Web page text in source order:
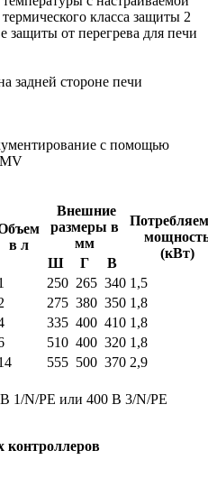
класса защиты 2
защиты от перегрева для печи
задней стороне печи
с помощью
в л
Внешние
размеры в
мм
(кВт)
Ш Г
В
250 265 340 1,5
275 380 350 1,8
335 400 410 1,8
510 400 320 1,8
555 500 370 2,9
1/N/PE или 400 В 3/N/PE
контроллеров